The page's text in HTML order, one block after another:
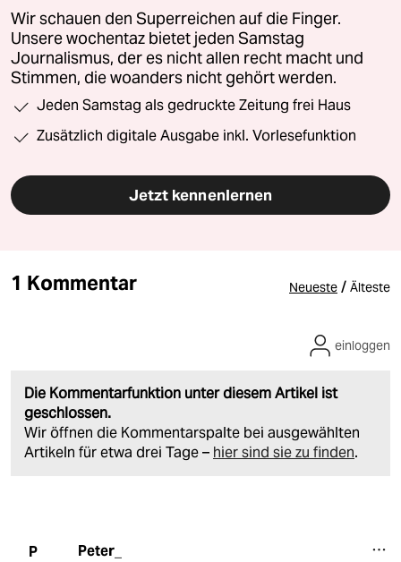
Wir schauen den Superreichen auf die Finger.
Unsere wochentaz bietet jeden Samstag
Journalismus, der es nicht allen recht macht und
Stimmen, die woanders nicht gehört werden.
Jeden Samstag als gedruckte Zeitung frei Haus
Zusätzlich digitale Ausgabe inkl. Vorlesefunktion
Jetzt kennenlernen
1 Kommentar Neueste / Älteste
Die Kommentarfunktion unter diesem Artikel ist
geschlossen.
Wir öffnen die Kommentarspalte bei ausgewählten
Artikeln für etwa drei Tage – hier sind sie zu finden.
einloggen
P Peter_